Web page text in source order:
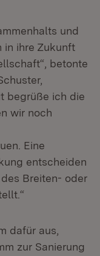
und
in ihre Zukunft
betonte
begrüße ich die
wir noch
Eine
entscheiden
Breiten- oder
dafür aus,
zur Sanierung